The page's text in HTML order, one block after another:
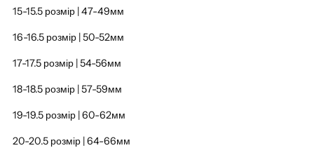
15-15.5 розмір | 47-49мм
16-16.5 розмір | 50-52мм
17-17.5 розмір | 54-56мм
18-18.5 розмір | 57-59мм
19-19.5 розмір | 60-62мм
20-20.5 розмір | 64-66мм